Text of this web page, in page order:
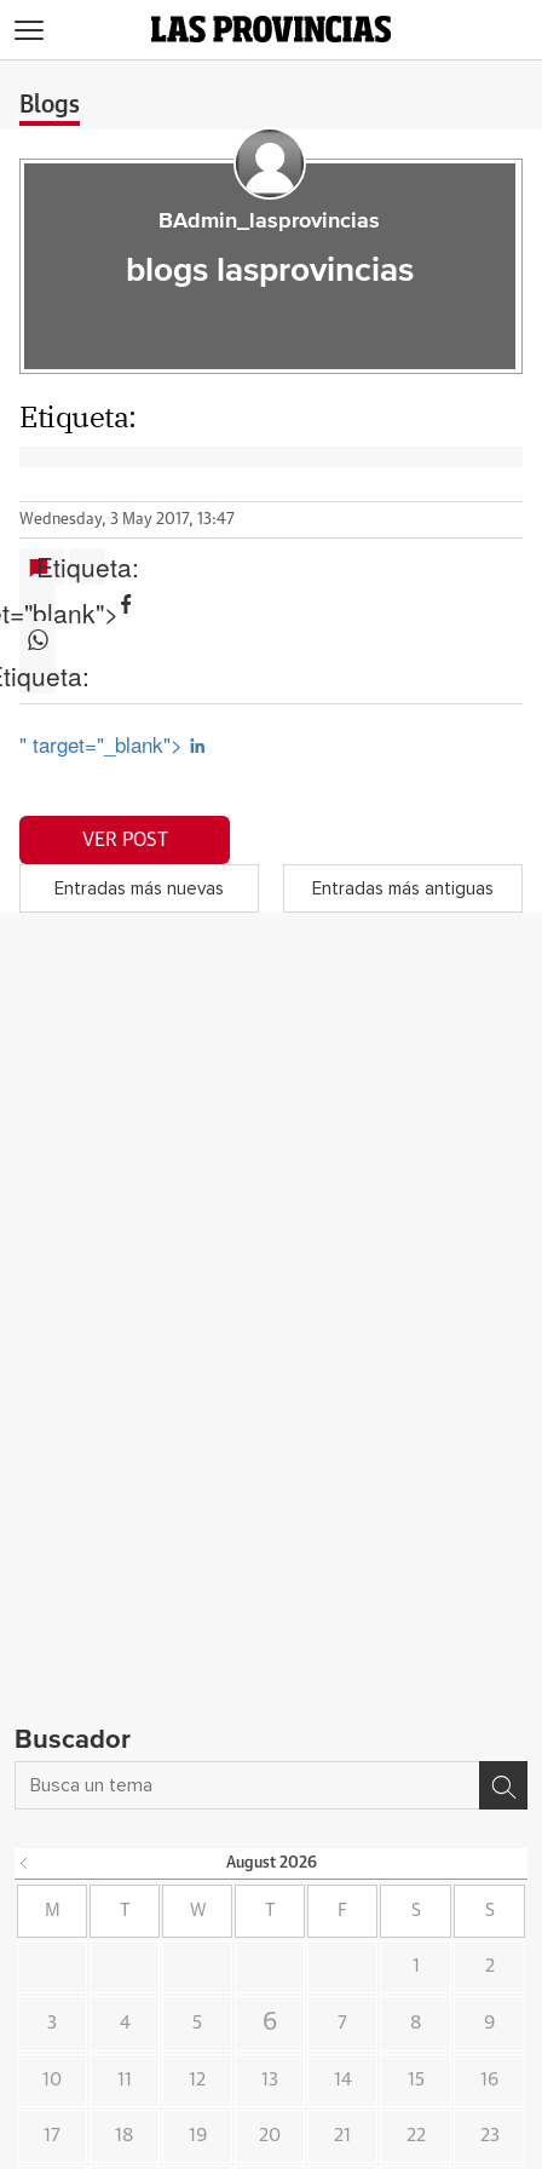
Blogs
BAdmin_lasprovincias
blogs lasprovincias
Etiqueta:
Wednesday, 3 May 2017, 13:47
Etiqueta:
" target="_blank">
VER POST
Entradas más nuevas Entradas más antiguas
Buscador
August 2026
M W F S S
1 2
3 4 5 6 7 8 9
10 11 12 13 14 15 16
17 18 19 20 21 22 23